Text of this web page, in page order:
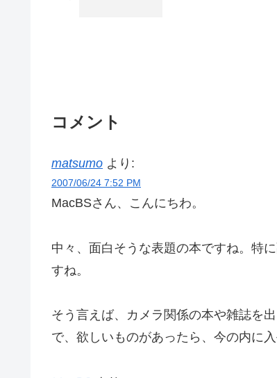
コメント
matsumo より:
2007/06/24 7:52 PM
MacBSさん、こんにちわ。
中々、面白そうな表題の本ですね。特
すね。
そう言えば、カメラ関係の本や雑誌を
で、欲しいものがあったら、今の内に